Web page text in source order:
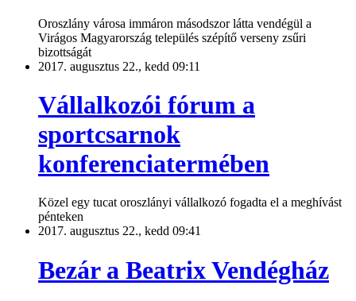
Oroszlány városa immáron másodszor látta vendégül a
Virágos Magyarország település szépítő verseny zsűri
bizottságát
2017. augusztus 22., kedd 09:11
Vállalkozói fórum a
sportcsarnok
konferenciatermében
Közel egy tucat oroszlányi vállalkozó fogadta el a meghívást
pénteken
2017. augusztus 22., kedd 09:41
Bezár a Beatrix Vendégház